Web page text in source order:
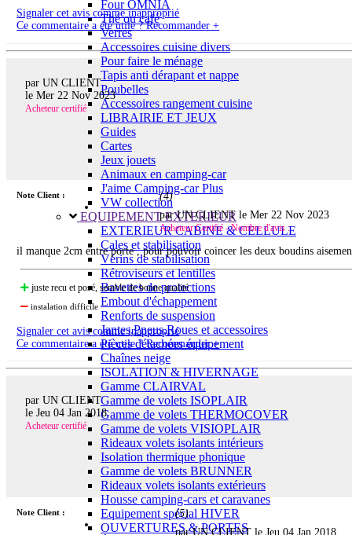
Four OMNIA
Thé ou café
Verres
Accessoires cuisine divers
Pour faire le ménage
Tapis anti dérapant et nappe
Poubelles
Accessoires rangement cuisine
LIBRAIRIE ET JEUX
Guides
Cartes
Jeux jouets
Animaux en camping-car
J'aime Camping-car Plus
VW collection
EQUIPEMENT EXTERIEUR
EXTERIEUR CABINE & CELLULE
Cales et stabilisation
Vérins de stabilisation
Rétroviseurs et lentilles
Bavettes de protections
Embout d'échappement
Renforts de suspension
Jantes,Pneus,Roues et accessoires
Pièces détachées équipement
Chaînes neige
ISOLATION & HIVERNAGE
Gamme CLAIRVAL
Gamme de volets ISOPLAIR
Gamme de volets THERMOCOVER
Gamme de volets VISIOPLAIR
Rideaux volets isolants intérieurs
Isolation thermique phonique
Gamme de volets BRUNNER
Rideaux volets isolants extérieurs
Housse camping-cars et caravanes
Equipement spécial HIVER
OUVERTURES & PORTES
Signaler cet avis comme inapproprié
Ce commentaire a été utile ? Recommander +
par UN CLIENT
le Mer 22 Nov 2023
Acheteur certifié
Note Client : (4)
par UN CLIENT leMer 22 Nov 2023
Acheteur Certifié - Nombre d'avis :
il manque 2cm entre porte , pour pouvoir coincer les deux boudins
juste recu et posé, semble de bonne qualité
instalation difficile
Signaler cet avis comme inapproprié
Ce commentaire a été utile ? Recommander +
par UN CLIENT
le Jeu 04 Jan 2018
Acheteur certifié
Note Client : (5)
par UN CLIENT leJeu 04 Jan 2018